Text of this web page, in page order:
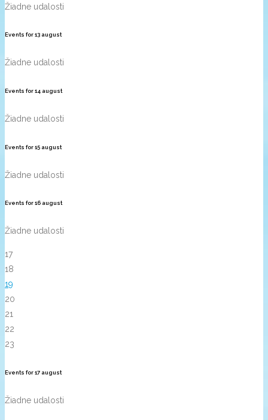
Žiadne udalosti
Events for13 august
Žiadne udalosti
Events for14 august
Žiadne udalosti
Events for15 august
Žiadne udalosti
Events for16 august
Žiadne udalosti
17
18
19
20
21
22
23
Events for17 august
Žiadne udalosti